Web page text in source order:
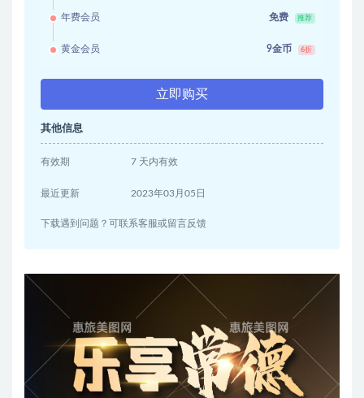
年费会员 免费 推荐
黄金会员 9金币 6折
立即购买
其他信息
有效期 7 天内有效
最近更新 2023年03月05日
下载遇到问题？可联系客服或留言反馈